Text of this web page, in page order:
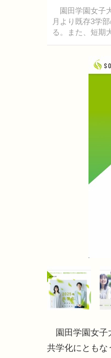
園田学園女子
月より既存3学
る。また、短期
園田学園女子
共学化にともな